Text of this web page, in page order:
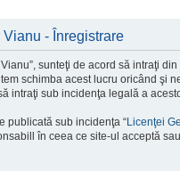
- Înregistrare
sunteţi de acord să intraţi
schimba acest lucru oricând
intraţi sub incidenţa legală a
publicată sub incidenţa “Licenţei
în ceea ce site-ul acceptă